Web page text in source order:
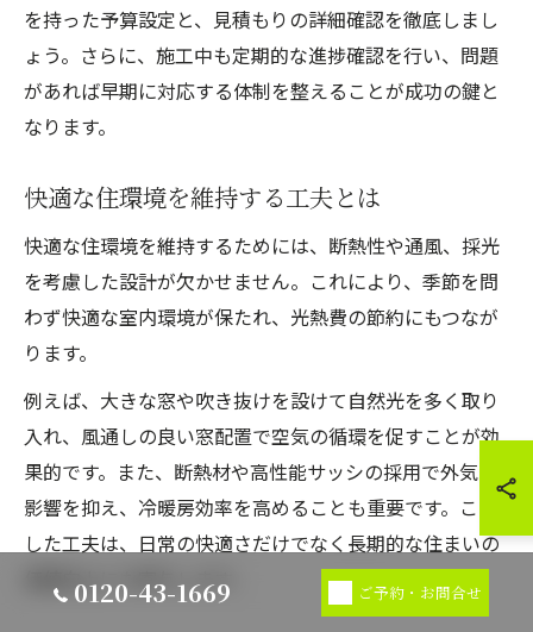
を持った予算設定と、見積もりの詳細確認を徹底しまし
ょう。さらに、施工中も定期的な進捗確認を行い、問題
があれば早期に対応する体制を整えることが成功の鍵と
なります。
快適な住環境を維持する工夫とは
快適な住環境を維持するためには、断熱性や通風、採光
を考慮した設計が欠かせません。これにより、季節を問
わず快適な室内環境が保たれ、光熱費の節約にもつなが
ります。
例えば、大きな窓や吹き抜けを設けて自然光を多く取り
入れ、風通しの良い窓配置で空気の循環を促すことが効
果的です。また、断熱材や高性能サッシの採用で外気の
影響を抑え、冷暖房効率を高めることも重要です。こう
した工夫は、日常の快適さだけでなく長期的な住まいの
価値向上にも寄与します。
0120-43-1669 ご予約・お問合せ